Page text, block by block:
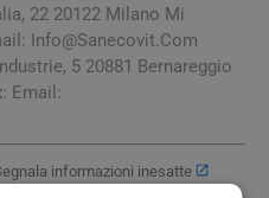
22 20122 Milano Mi
Info@Sanecovit.Com
5 20881 Bernareggio
Email:
informazioni inesatte